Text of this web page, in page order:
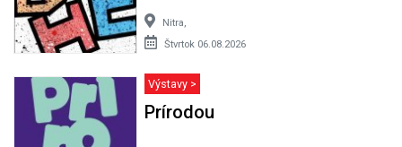
Nitra,
Štvrtok 06.08.2026
Výstavy >
Prírodou